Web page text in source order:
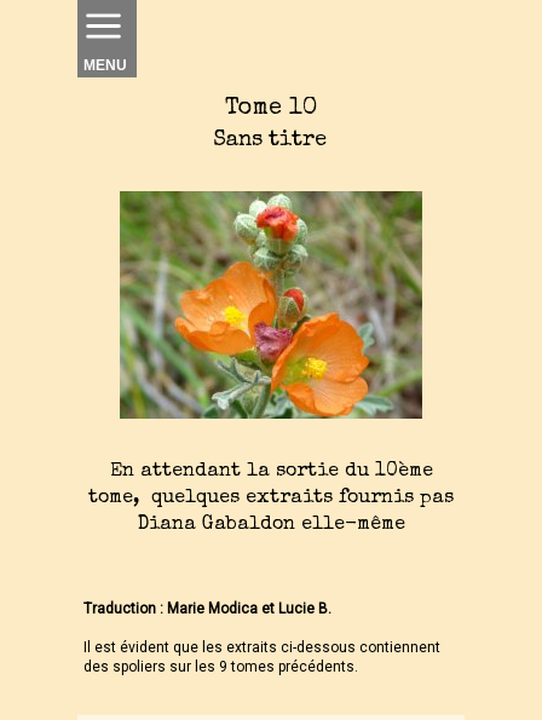
MENU
Tome 10
Sans titre
Traduction : Marie Modica et Lucie B.
Il est évident que les extraits ci-dessous contiennent
des spoliers sur les 9 tomes précédents.
En attendant la sortie du 10ème
tome, quelques extraits fournis pas
Diana Gabaldon elle-même